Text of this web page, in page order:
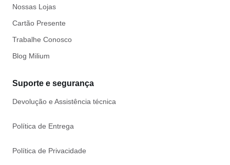
Nossas Lojas
Cartão Presente
Trabalhe Conosco
Blog Milium
Suporte e segurança
Devolução e Assistência técnica
Política de Entrega
Política de Privacidade